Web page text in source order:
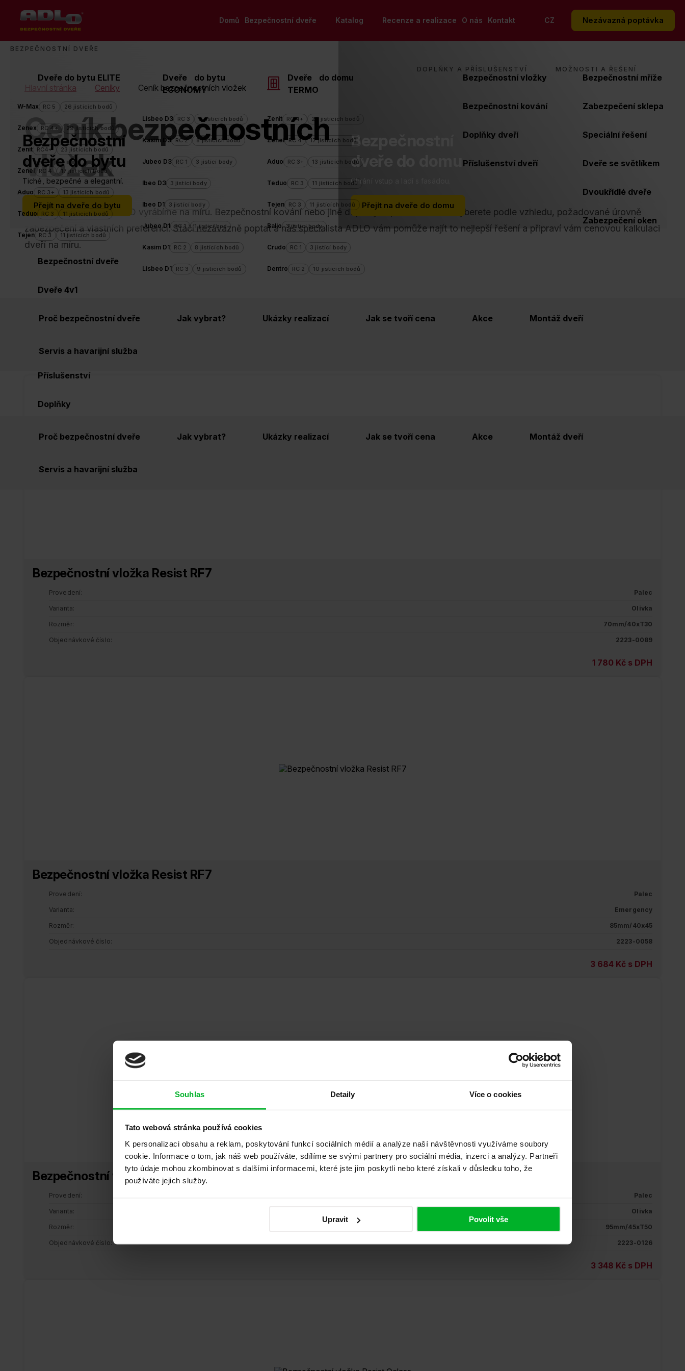
Souhlas Detaily Více o cookies
Tato webová stránka používá cookies
K personalizaci obsahu a reklam, poskytování funkcí sociálních médií a analýze naší návštěvnosti využíváme soubory
cookie. Informace o tom, jak náš web používáte, sdílíme se svými partnery pro sociální média, inzerci a analýzy. Partneři
tyto údaje mohou zkombinovat s dalšími informacemi, které jste jim poskytli nebo které získali v důsledku toho, že
používáte jejich služby.
Upravit Povolit vše
Domů Bezpečnostní dveře
Bezpečnostní
dveře do bytu
Tiché, bezpečné a elegantní.
Přejít na dveře do bytu
Bezpečnostní
dveře do domu
Chrání vstup a ladí s fasádou.
Přejít na dveře do domu
MOŽNOSTI A ŘEŠENÍ
Bezpečnostní dveře
Dveře 4v1
Zabezpečení sklepa
Design dveří
Příslušenství
Doplňky
Proč bezpečnostní dveře Jak vybrat? Ukázky realizací Jak se tvoří cena Akce Montáž dveří
Servis a havarijní služba
Katalog
BEZPEČNOSTNÍ DVEŘE
Dveře do bytu ELITE
W-Max RC 5 26 jistících bodů
Zenex RC 4+ 29 jistících bodů
Zenit RC4+ 23 jistících bodů
Zenel RC 4 17 jistících bodů
Aduo RC 3+ 13 jistících bodů
Teduo RC 3 11 jistících bodů
Tejen RC 3 11 jistících bodů
Dveře do bytu
ECONOMY
Lisbeo D3 RC 3 9 jistících bodů
Kasim D3 RC 2 8 jistících bodů
Jubeo D3 RC 1 3 jistící body
Ibeo D3 3 jistící body
Ibeo D1 3 jistící body
Jubeo D1 RC 1 1 jistící bod
Kasim D1 RC 2 8 jistících bodů
Lisbeo D1 RC 3 9 jistících bodů
Dveře do domu
TERMO
Zenit RC 4+ 23 jistících bodů
Zenel RC 4 17 jistících bodů
Aduo RC 3+ 13 jistících bodů
Teduo RC 3 11 jistících bodů
Tejen RC 3 11 jistících bodů
Balio 3 jistící body
Crudo RC 1 3 jistící body
Dentro RC 2 10 jistících bodů
DOPLŇKY A PŘÍSLUŠENSTVÍ
Bezpečnostní vložky
Bezpečnostní kování
Doplňky dveří
Příslušenství dveří
Bezpečnostní mříže
Zabezpečení sklepa
Speciální řešení
Dveře se světlíkem
Dvoukřídlé dveře
Zabezpečení oken
Proč bezpečnostní dveře Jak vybrat? Ukázky realizací Jak se tvoří cena Akce Montáž dveří
Servis a havarijní služba
Recenze a realizace O nás Kontakt CZ Nezávazná poptávka
Drobečková
navigace
Hlavní stránka Ceníky Ceník bezpečnostních vložek
Ceník bezpečnostních
vložek
Bezpečnostní dveře ADLO vyrábíme na míru. Bezpečnostní kování nebo jiné doplňky či příslušenství si vyberete podle vzhledu, požadované úrovně
zabezpečení a vlastních preferencí. Stačí nezávazně poptat a náš specialista ADLO vám pomůže najít to nejlepší řešení a připraví vám cenovou kalkulaci
dveří na míru.
Provedení Bezpečnostní třída Povrchová úprava Cena od Cena do Řazení
Bezpečnostní vložka Resist RF7
Provedení Palec
Varianta Olivka
Rozměr 70mm/40xT30
Objednávkové číslo 2223-0089
1 780 Kč s DPH
Bezpečnostní vložka Resist RF7
Provedení Palec
Varianta Emergency
Rozměr 85mm/40x45
Objednávkové číslo 2223-0058
3 684 Kč s DPH
Bezpečnostní vložka Resist RF7
Provedení Palec
Varianta Olivka
Rozměr 95mm/45xT50
Objednávkové číslo 2223-0126
3 348 Kč s DPH